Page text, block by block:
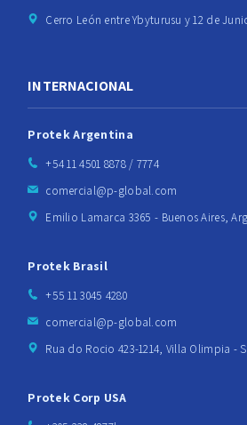
Cerro León entre Ybyturusu y 12 de
INTERNACIONAL
Protek Argentina
+54 11 4501 8878 / 7774
comercial@p-global.com
Emilio Lamarca 3365 - Buenos Aires,
Protek Brasil
+55 11 3045 4280
comercial@p-global.com
Rua do Rocio 423-1214, Villa Olimpia -
Protek Corp USA